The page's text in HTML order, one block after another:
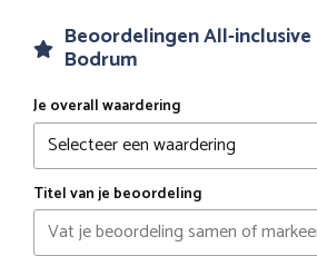
Beoordelingen All-
Bodrum
Je overall waardering
Titel van je beoordeling